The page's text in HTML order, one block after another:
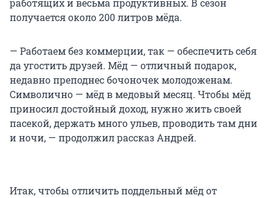
работящих и весьма продуктивных. В сезон
получается около 200 литров мёда.
— Работаем без коммерции, так — обеспечить себя
да угостить друзей. Мёд — отличный подарок,
недавно преподнес бочоночек молодоженам.
Символично — мёд в медовый месяц. Чтобы мёд
приносил достойный доход, нужно жить своей
пасекой, держать много ульев, проводить там дни
и ночи, — продолжил рассказ Андрей.
Итак, чтобы отличить поддельный мёд от